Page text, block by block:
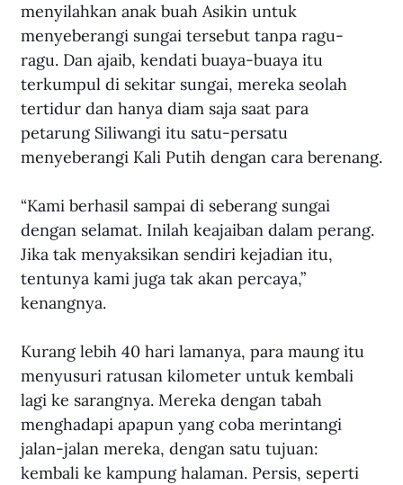
menyilahkan anak buah Asikin untuk
menyeberangi sungai tersebut tanpa ragu-
ragu. Dan ajaib, kendati buaya-buaya itu
terkumpul di sekitar sungai, mereka seolah
tertidur dan hanya diam saja saat para
petarung Siliwangi itu satu-persatu
menyeberangi Kali Putih dengan cara berenang.
“Kami berhasil sampai di seberang sungai
dengan selamat. Inilah keajaiban dalam perang.
Jika tak menyaksikan sendiri kejadian itu,
tentunya kami juga tak akan percaya,”
kenangnya.
Kurang lebih 40 hari lamanya, para maung itu
menyusuri ratusan kilometer untuk kembali
lagi ke sarangnya. Mereka dengan tabah
menghadapi apapun yang coba merintangi
jalan-jalan mereka, dengan satu tujuan:
kembali ke kampung halaman. Persis, seperti